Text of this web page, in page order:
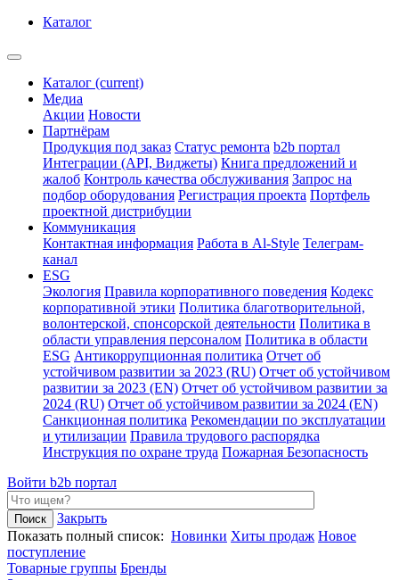
Каталог
Каталог (current)
Медиа
Акции Новости
Партнёрам
Продукция под заказ Статус ремонта b2b портал
Интеграции (API, Виджеты) Книга предложений и
жалоб Контроль качества обслуживания Запрос на
подбор оборудования Регистрация проекта Портфель
проектной дистрибуции
Коммуникация
Контактная информация Работа в Al-Style Телеграм-
канал
ESG
Экология Правила корпоративного поведения Кодекс
корпоративной этики Политика благотворительной,
волонтерской, спонсорской деятельности Политика в
области управления персоналом Политика в области
ESG Антикоррупционная политика Отчет об
устойчивом развитии за 2023 (RU) Отчет об устойчивом
развитии за 2023 (EN) Отчет об устойчивом развитии за
2024 (RU) Отчет об устойчивом развитии за 2024 (EN)
Санкционная политика Рекомендации по эксплуатации
и утилизации Правила трудового распорядка
Инструкция по охране труда Пожарная Безопасность
Войти b2b портал
Закрыть
Показать полный список: Новинки Хиты продаж Новое
поступление
Товарные группы Бренды